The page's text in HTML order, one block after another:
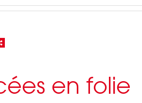
en folie